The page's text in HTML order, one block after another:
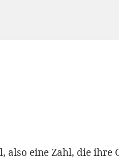
also eine Zahl, die ihre